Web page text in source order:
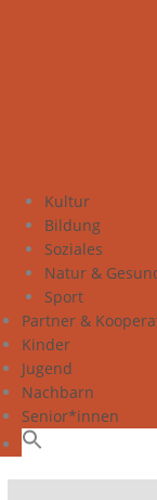
Kultur
Bildung
Soziales
Natur &
Sport
Partner &
Kinder
Jugend
Nachbarn
Senior*innen